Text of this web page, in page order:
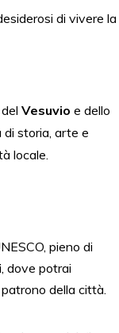
di vivere la
Vesuvio e dello
di storia, arte e
locale.
pieno di
, dove potrai
della città.